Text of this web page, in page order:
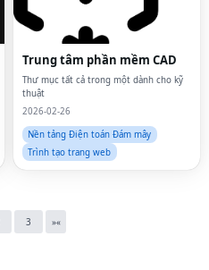
Trung tâm phần mềm CAD
Thư mục tất cả trong một dành cho kỹ
thuật
2026-02-26
Nền tảng Điện toán Đám mây
Trình tạo trang web
3 »«